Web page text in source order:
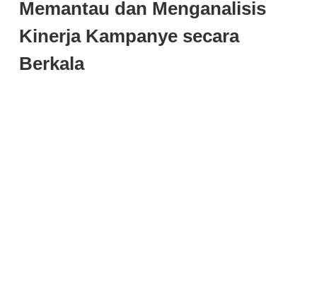
Memantau dan Menganalisis
Kinerja Kampanye secara
Berkala